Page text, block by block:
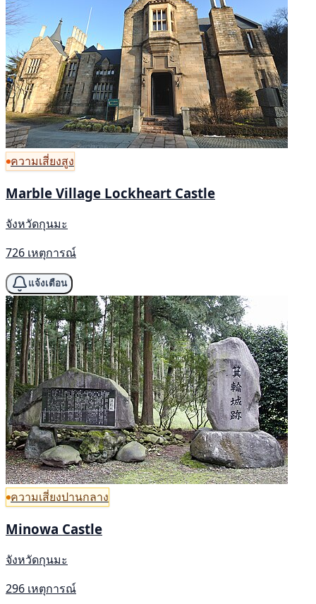
ความเสี่ยงสูง
Marble Village Lockheart Castle
จังหวัดกุนมะ
726 เหตุการณ์
แจ้งเตือน
ความเสี่ยงปานกลาง
Minowa Castle
จังหวัดกุนมะ
296 เหตุการณ์